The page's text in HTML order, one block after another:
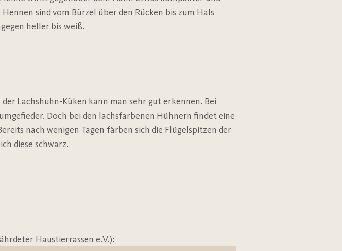
sind vom Bürzel über den Rücken bis zum Hals
heller bis weiß.
Lachshuhn-Küken kann man sehr gut erkennen. Bei
Doch bei den lachsfarbenen Hühnern findet eine
nach wenigen Tagen färben sich die Flügelspitzen der
diese schwarz.
Haustierrassen e.V.):